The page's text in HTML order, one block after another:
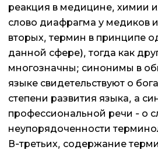
реакция в медицине, химии
слово диафрагма у медиков
вторых, термин в принципе
данной сфере), тогда как
многозначны; синонимы в
языке свидетельствуют о
степени развития языка, а
профессиональной речи - о
неупорядоченности
В-третьих, содержание